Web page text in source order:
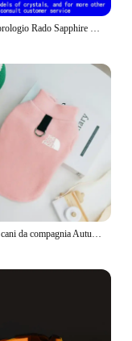
Per vetro orologio Rado Sapphire 153.0339.3 153.0733.3 153.0759.3 152.0748,3 580.0852.3
Vestiti per cani da compagnia Autunno Inverno Cappotto in pile caldo maglione Gilet per cani di piccola Chihuahua Bulldog Giacche Costumi Forniture